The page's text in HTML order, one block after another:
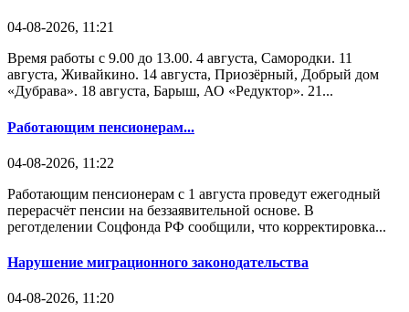
04-08-2026, 11:21
Время работы с 9.00 до 13.00. 4 августа, Самородки. 11
августа, Живайкино. 14 августа, Приозёрный, Добрый дом
«Дубрава». 18 августа, Барыш, АО «Редуктор». 21...
Работающим пенсионерам...
04-08-2026, 11:22
Работающим пенсионерам с 1 августа проведут ежегодный
перерасчёт пенсии на беззаявительной основе. В
реготделении Соцфонда РФ сообщили, что корректировка...
Нарушение миграционного законодательства
04-08-2026, 11:20